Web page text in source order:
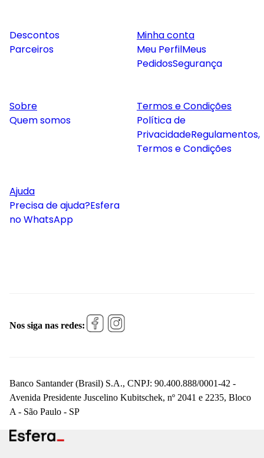
Descontos
Parceiros
Minha conta
Meu PerfilMeus
PedidosSegurança
Sobre
Quem somos
Termos e Condições
Política de
PrivacidadeRegulamentos,
Termos e Condições
Ajuda
Precisa de ajuda?Esfera
no WhatsApp
Nos siga nas redes:
Banco Santander (Brasil) S.A., CNPJ: 90.400.888/0001-42 -
Avenida Presidente Juscelino Kubitschek, nº 2041 e 2235, Bloco
A - São Paulo - SP